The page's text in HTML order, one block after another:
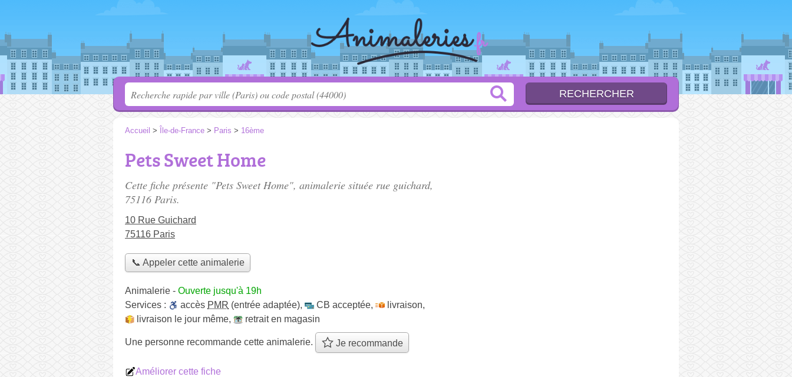
Accueil > Île-de-France > Paris > 16ème
Pets Sweet Home
Cette fiche présente "Pets Sweet Home", animalerie située rue guichard,
75116 Paris.
10 Rue Guichard
75116 Paris
📞 Appeler cette animalerie
Animalerie - Ouverte jusqu'à 19h
Services :
accès PMR (entrée adaptée), CB acceptée, livraison,
livraison le jour même, retrait en magasin
Une personne recommande cette animalerie. Je recommande
Améliorer cette fiche